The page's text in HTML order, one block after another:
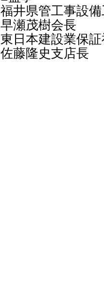
福井県管工事設
早瀬茂樹会長
東日本建設業保
佐藤隆史支店長